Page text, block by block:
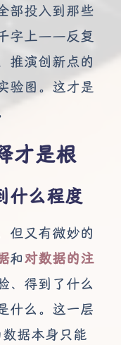
部投入到那些
字上——反复
推演创新点的
验图。这才是
才是根
什么程度
但又有微妙的
和对数据的注
得到了什么
什么。这一层
据本身只能